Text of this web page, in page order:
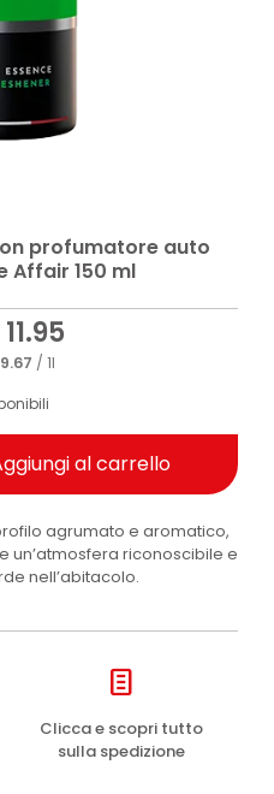
profumatore auto
Affair 150 ml
11.95
/ 1l
al carrello
agrumato e aromatico,
un’atmosfera riconoscibile e
nell’abitacolo.
Clicca e scopri tutto
sulla spedizione